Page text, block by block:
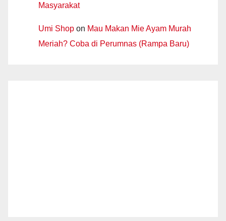
Masyarakat
Umi Shop on Mau Makan Mie Ayam Murah
Meriah? Coba di Perumnas (Rampa Baru)